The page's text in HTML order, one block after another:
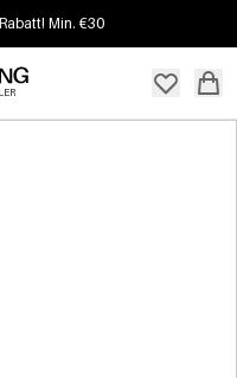
Min. €30